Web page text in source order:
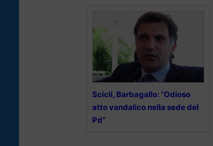
Scicli, Barbagallo: “Odioso
atto vandalico nella sede del
Pd”